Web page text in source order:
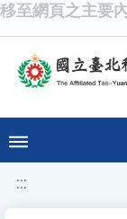
移至網頁之主要
:::